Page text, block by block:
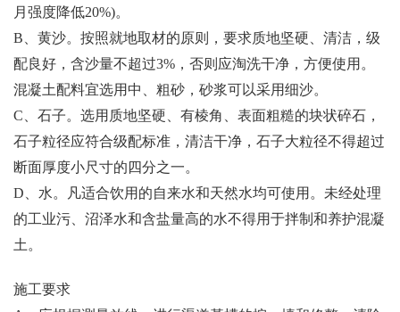
月强度降低20%)。
B、黄沙。按照就地取材的原则，要求质地坚硬、清洁，级
配良好，含沙量不超过3%，否则应淘洗干净，方便使用。
混凝土配料宜选用中、粗砂，砂浆可以采用细沙。
C、石子。选用质地坚硬、有棱角、表面粗糙的块状碎石，
石子粒径应符合级配标准，清洁干净，石子大粒径不得超过
断面厚度小尺寸的四分之一。
D、水。凡适合饮用的自来水和天然水均可使用。未经处理
的工业污、沼泽水和含盐量高的水不得用于拌制和养护混凝
土。
施工要求